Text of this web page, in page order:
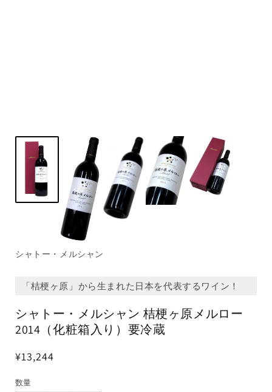
シャトー・メルシャン
「桔梗ヶ原」から生まれた日本を代表するワイン！
シャトー・メルシャン 桔梗ヶ原メルロー
2014（化粧箱入り）要冷蔵
¥13,244
数量